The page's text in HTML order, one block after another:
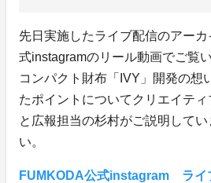
先日実施したライブ配信のアー
式instagramのリール動画でご覧
コンパクト財布「IVY」開発の想
たポイントについてクリエイテ
と広報担当の杉村がご説明して
い。
FUMKODA公式instagram ライ